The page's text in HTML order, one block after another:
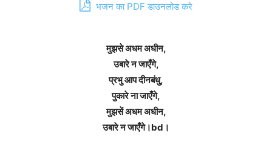
भजन का PDF डाउनलोड करे
मुझसे अधम अधीन,
उबारे न जाएँगे,
प्रभु आप दीनबंधु,
पुकारे ना जाएँगे,
मुझसें अधम अधीन,
उबारे न जाएँगे।bd।